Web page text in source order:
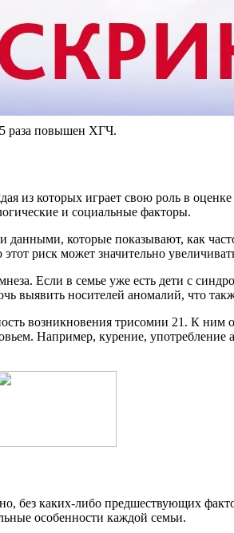
раза повышен ХГЧ.
из которых играет свою роль в
и социальные факторы.
которые показывают, как
риск может значительно
Если в семье уже есть дети с
выявить носителей аномалий, что
возникновения трисомии 21. К ним
Например, курение, употребление
без каких-либо предшествующих
особенности каждой семьи.